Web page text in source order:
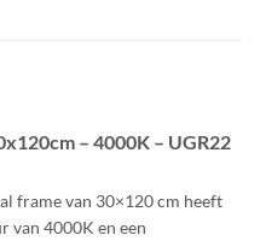
– 4000K – UGR22
frame van 30×120cm heeft
van 4000K en een